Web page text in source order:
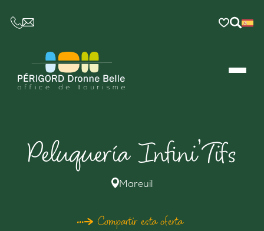
CE LIEN OUVRIRA VOTRE LOGICIEL DE
Peluquería Infini’Tifs
Mareuil
Compartir esta oferta